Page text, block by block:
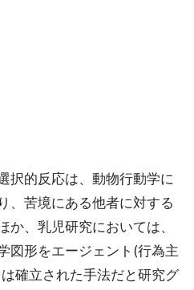
択的反応は、動物行動学に
、苦境にある他者に対する
か、乳児研究においては、
図形をエージェント(行為主
確立された手法だと研究グ